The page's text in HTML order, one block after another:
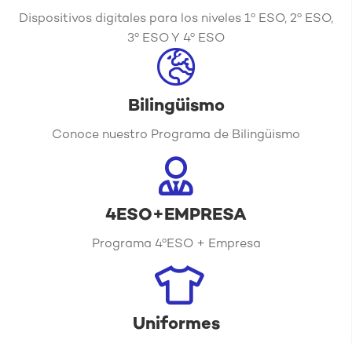
Dispositivos digitales para los niveles 1º ESO, 2º ESO,
3º ESO Y 4º ESO
Bilingüismo
Conoce nuestro Programa de Bilingüismo
4ESO+EMPRESA
Programa 4ºESO + Empresa
Uniformes